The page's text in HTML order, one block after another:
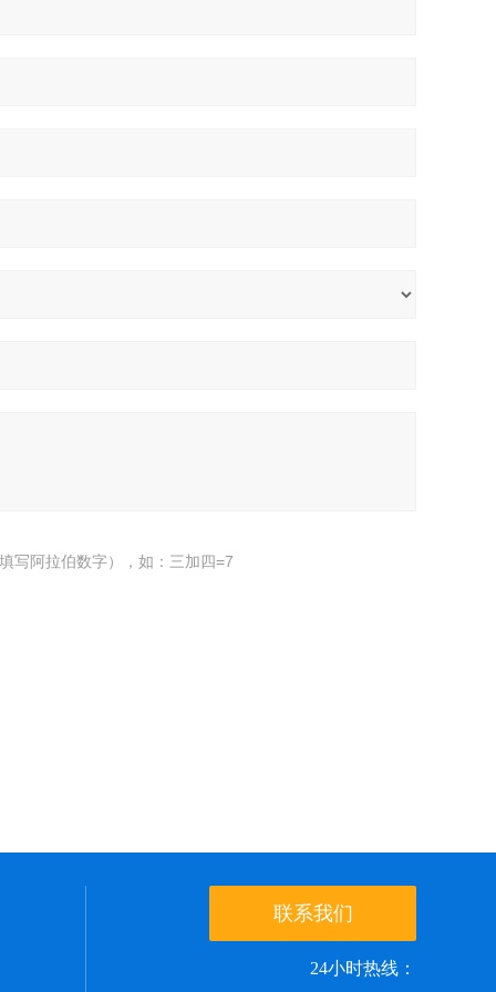
写阿拉伯数字），如：三加四=7
联系我们
24小时热线：